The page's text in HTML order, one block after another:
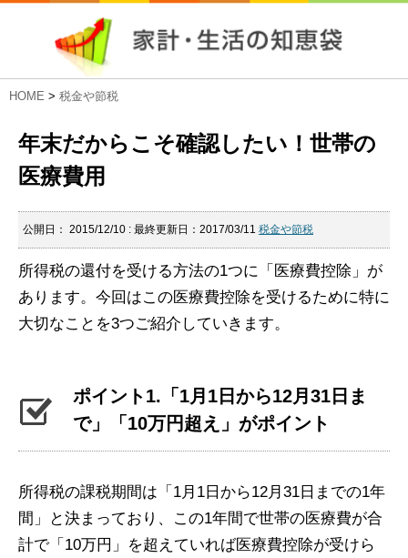
HOME > 税金や節税
年末だからこそ確認したい！世帯の
医療費用
公開日： 2015/12/10 : 最終更新日：2017/03/11 税金や節税
所得税の還付を受ける方法の1つに「医療費控除」が
あります。今回はこの医療費控除を受けるために特に
大切なことを3つご紹介していきます。
ポイント1.「1月1日から12月31日ま
で」「10万円超え」がポイント
所得税の課税期間は「1月1日から12月31日までの1年
間」と決まっており、この1年間で世帯の医療費が合
計で「10万円」を超えていれば医療費控除が受けら